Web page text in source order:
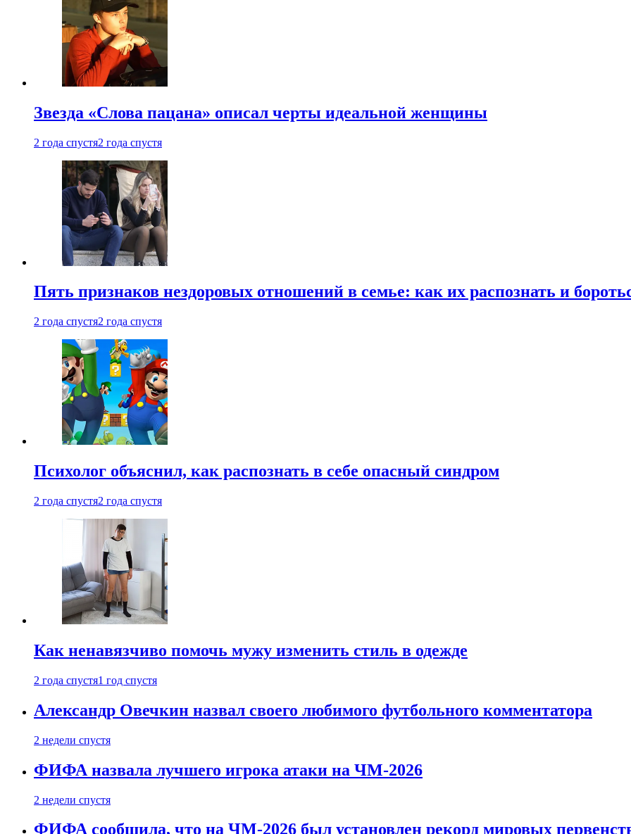
Звезда «Слова пацана» описал черты идеальной женщины
2 года спустя2 года спустя
Пять признаков нездоровых отношений в семье: как их распознать и
2 года спустя2 года спустя
Психолог объяснил, как распознать в себе опасный синдром
2 года спустя2 года спустя
Как ненавязчиво помочь мужу изменить стиль в одежде
2 года спустя1 год спустя
Александр Овечкин назвал своего любимого футбольного комментатора
2 недели спустя
ФИФА назвала лучшего игрока атаки на ЧМ-2026
2 недели спустя
ФИФА сообщила, что на ЧМ-2026 был установлен рекорд мировых